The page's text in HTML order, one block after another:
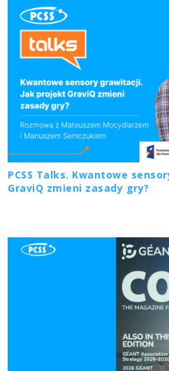
PCSS Talks. Kwantowe
GraviQ zmieni zasady gry?